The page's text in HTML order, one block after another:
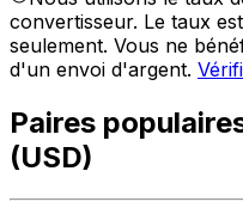
convertisseur. Le taux
seulement. Vous ne
d'un envoi d'argent.
Paires
(USD)